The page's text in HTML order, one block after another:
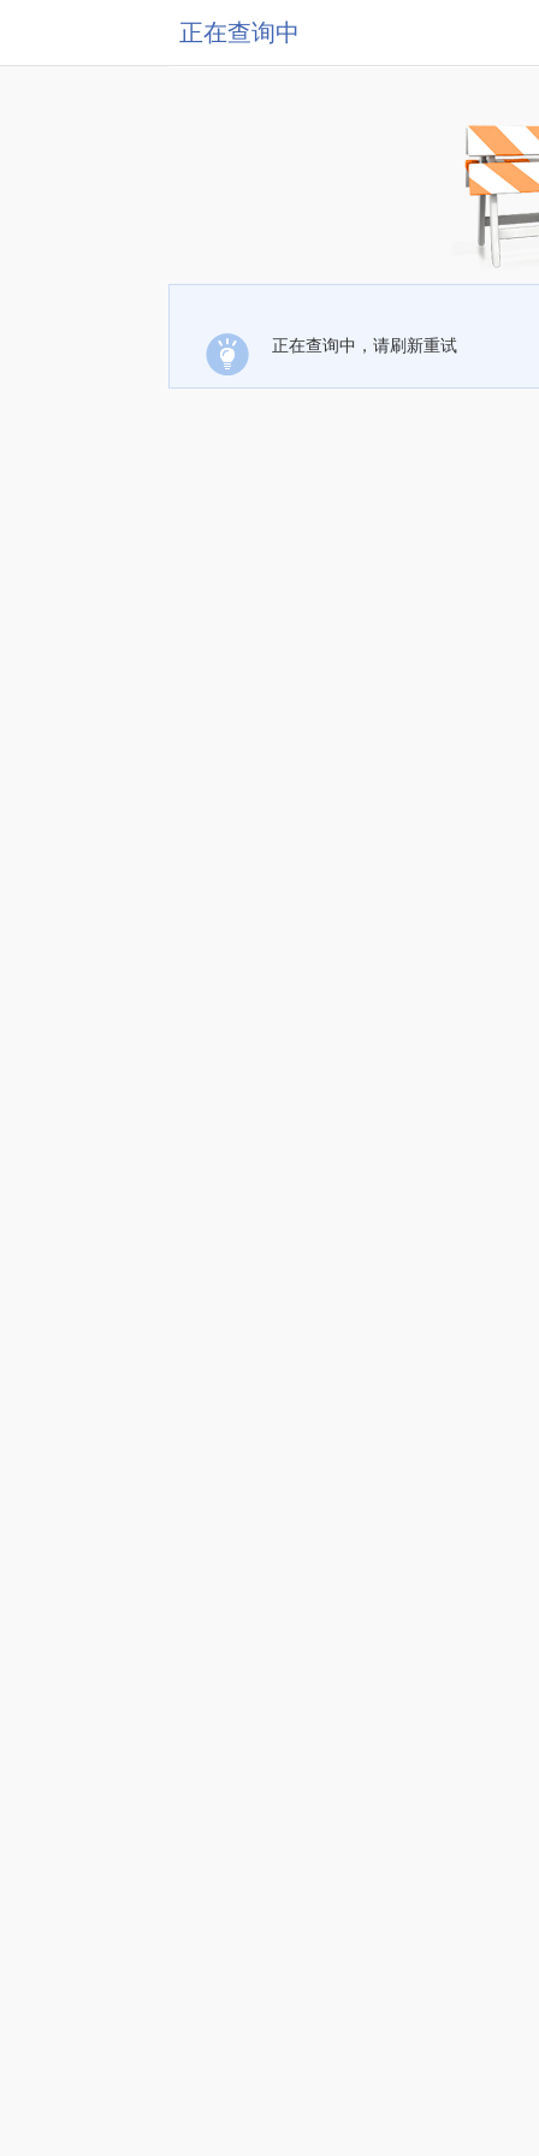
正在查询中
正在查询中，请刷新重试